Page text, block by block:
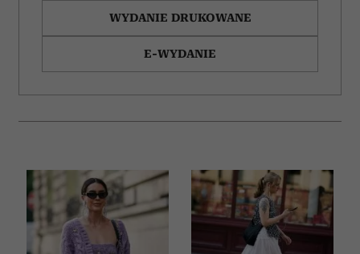
WYDANIE DRUKOWANE
E-WYDANIE